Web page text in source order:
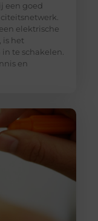
een goed
elektrische
is het
te schakelen.
en